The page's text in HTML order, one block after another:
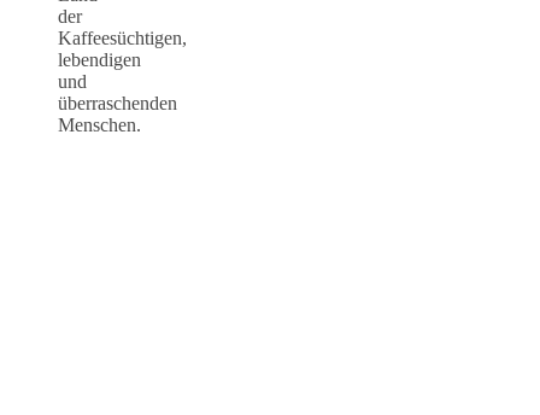
der
Kaffeesüchtigen,
lebendigen
und
überraschenden
Menschen.